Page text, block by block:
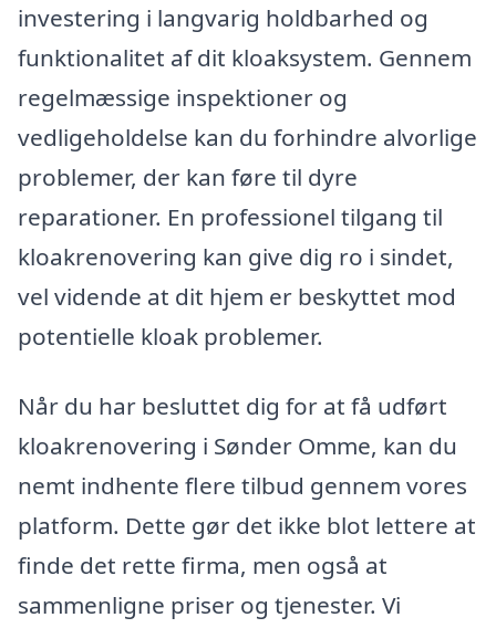
investering i langvarig holdbarhed og
funktionalitet af dit kloaksystem. Gennem
regelmæssige inspektioner og
vedligeholdelse kan du forhindre alvorlige
problemer, der kan føre til dyre
reparationer. En professionel tilgang til
kloakrenovering kan give dig ro i sindet,
vel vidende at dit hjem er beskyttet mod
potentielle kloak problemer.
Når du har besluttet dig for at få udført
kloakrenovering i Sønder Omme, kan du
nemt indhente flere tilbud gennem vores
platform. Dette gør det ikke blot lettere at
finde det rette firma, men også at
sammenligne priser og tjenester. Vi